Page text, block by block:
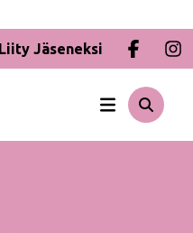
Liity Jäseneksi